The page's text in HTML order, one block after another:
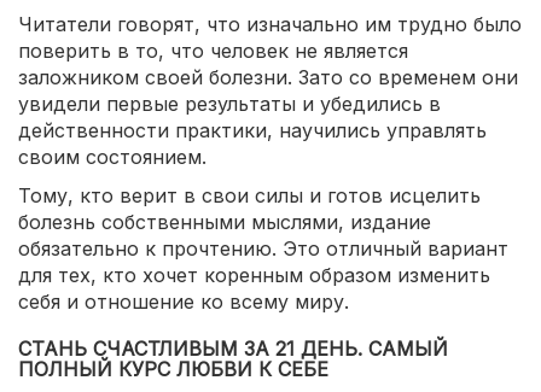
Читатели говорят, что изначально им трудно было
поверить в то, что человек не является
заложником своей болезни. Зато со временем они
увидели первые результаты и убедились в
действенности практики, научились управлять
своим состоянием.
Тому, кто верит в свои силы и готов исцелить
болезнь собственными мыслями, издание
обязательно к прочтению. Это отличный вариант
для тех, кто хочет коренным образом изменить
себя и отношение ко всему миру.
СТАНЬ СЧАСТЛИВЫМ ЗА 21 ДЕНЬ. САМЫЙ
ПОЛНЫЙ КУРС ЛЮБВИ К СЕБЕ